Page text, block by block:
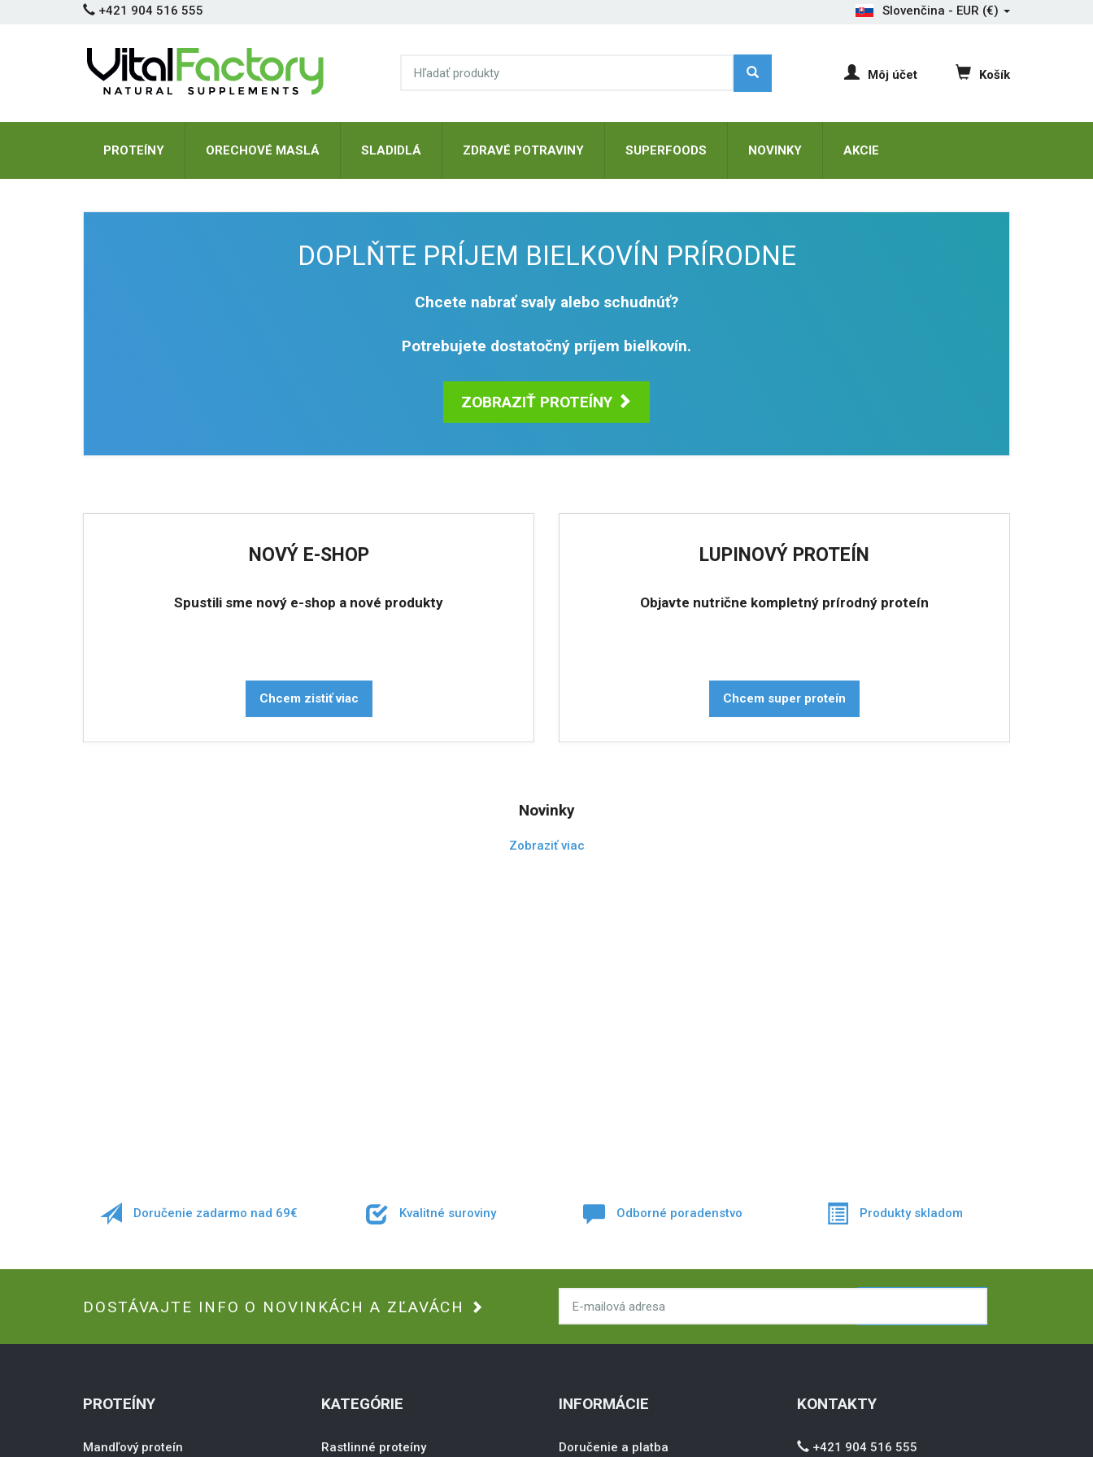
+421 904 516 555 Slovenčina - EUR (€)
Môj účet Košík
PROTEÍNY ORECHOVÉ MASLÁ SLADIDLÁ ZDRAVÉ POTRAVINY SUPERFOODS NOVINKY AKCIE
DOPLŇTE PRÍJEM BIELKOVÍN PRÍRODNE
Chcete nabrať svaly alebo schudnúť?
Potrebujete dostatočný príjem bielkovín.
ZOBRAZIŤ PROTEÍNY
NOVÝ E-SHOP
Spustili sme nový e-shop a nové produkty
Chcem zistiť viac
LUPINOVÝ PROTEÍN
Objavte nutrične kompletný prírodný proteín
Chcem super proteín
Novinky
Zobraziť viac
Doručenie zadarmo nad 69€ Kvalitné suroviny Odborné poradenstvo Produkty skladom
DOSTÁVAJTE INFO O NOVINKÁCH A ZĽAVÁCH
KONTAKTY
+421 904 516 555
INFORMÁCIE
Doručenie a platba
PROTEÍNY
Mandľový proteín
KATEGÓRIE
Rastlinné proteíny